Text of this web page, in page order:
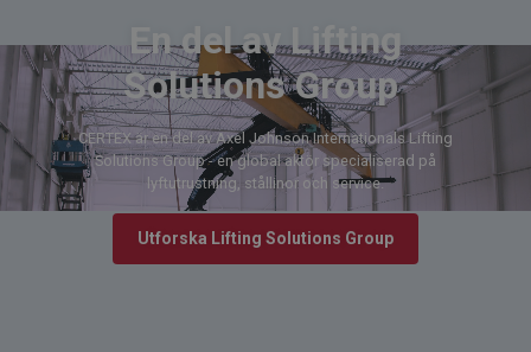
En del av Lifting
Solutions Group
CERTEX är en del av Axel Johnson Internationals Lifting
Solutions Group - en global aktör specialiserad på
lyftutrustning, stållinor och service.
Utforska Lifting Solutions Group